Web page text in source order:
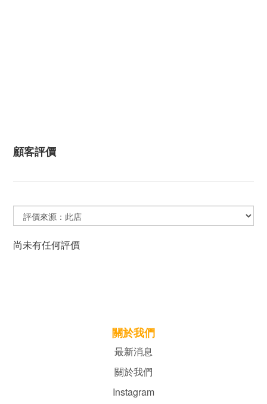
顧客評價
尚未有任何評價
關於我們
最新消息
關於我們
Instagram